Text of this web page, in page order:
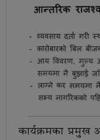
कार्यक्रमका प्रमुख